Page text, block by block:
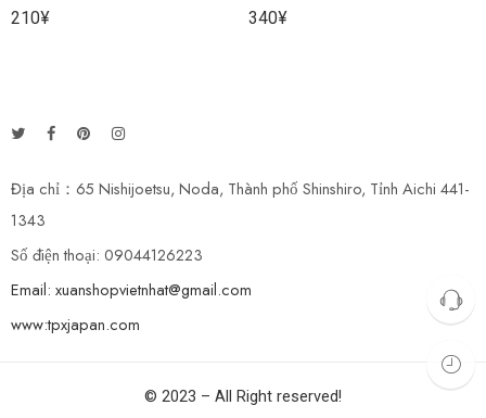
210¥
340¥
Địa chỉ：65 Nishijoetsu, Noda, Thành phố Shinshiro, Tỉnh Aichi 441-
1343
Số điện thoại: 09044126223
Email: xuanshopvietnhat@gmail.com
www:tpxjapan.com
© 2023 – All Right reserved!